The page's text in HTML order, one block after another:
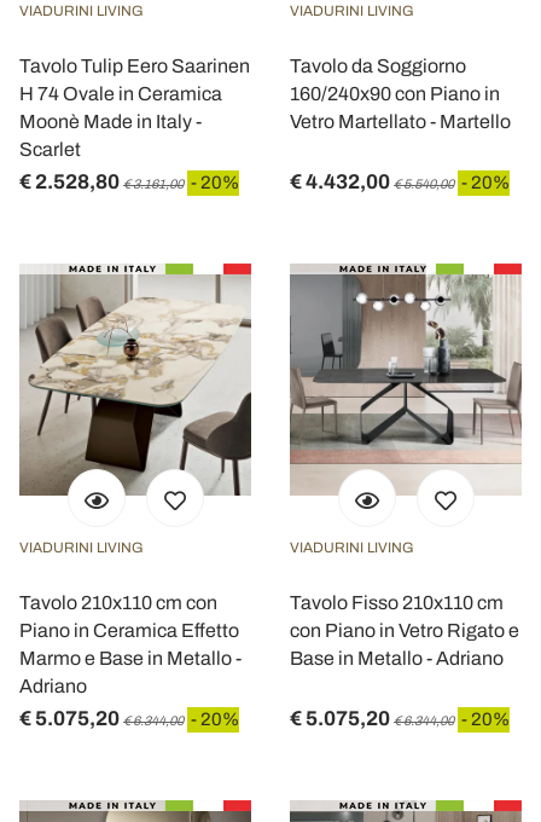
VIADURINI LIVING
Tavolo Tulip Eero Saarinen
H 74 Ovale in Ceramica
Moonè Made in Italy -
Scarlet
€ 2.528,80 € 3.161,00 - 20%
VIADURINI LIVING
Tavolo da Soggiorno
160/240x90 con Piano in
Vetro Martellato - Martello
€ 4.432,00 € 5.540,00 - 20%
VIADURINI LIVING
Tavolo 210x110 cm con
Piano in Ceramica Effetto
Marmo e Base in Metallo -
Adriano
€ 5.075,20 € 6.344,00 - 20%
VIADURINI LIVING
Tavolo Fisso 210x110 cm
con Piano in Vetro Rigato e
Base in Metallo - Adriano
€ 5.075,20 € 6.344,00 - 20%